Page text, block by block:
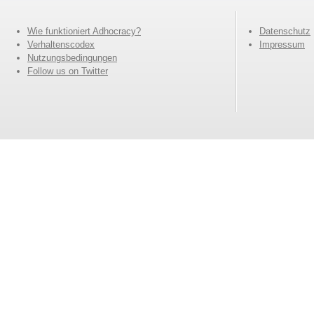
Wie funktioniert Adhocracy?
Verhaltenscodex
Nutzungsbedingungen
Follow us on Twitter
Datenschutz
Impressum